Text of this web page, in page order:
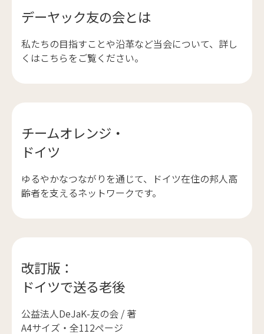
デーヤック友の会とは
私たちの目指すことや沿革など当会について、詳し
くはこちらをご覧ください。
チームオレンジ・
ドイツ
ゆるやかなつながりを通じて、ドイツ在住の邦人高
齢者を支えるネットワークです。
改訂版：
ドイツで送る老後
公益法人DeJaK-友の会 / 著
A4サイズ・全112ページ